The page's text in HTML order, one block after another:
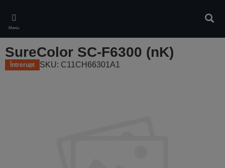
main
content
Meniu
SureColor SC-F6300 (nK)
Întrerupt SKU: C11CH66301A1